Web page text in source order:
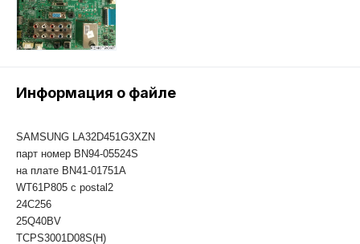
Информация о файле
SAMSUNG LA32D451G3XZN
парт номер BN94-05524S
на плате BN41-01751A
WT61P805 с postal2
24C256
25Q40BV
TCPS3001D08S(H)